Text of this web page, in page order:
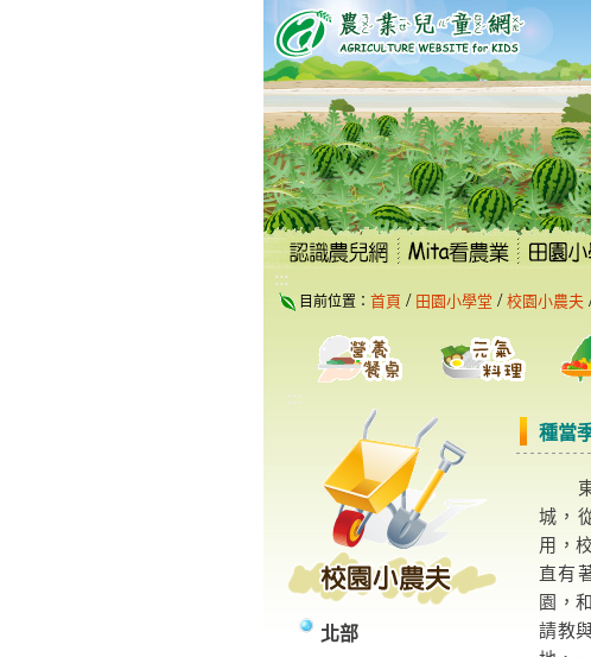
到
主
要
內
容
區
塊
:::
目前位置： 首頁 / 田園小學堂 / 校園小農夫
:::
北部
種當
東
城，
用，
直有
園，
請教